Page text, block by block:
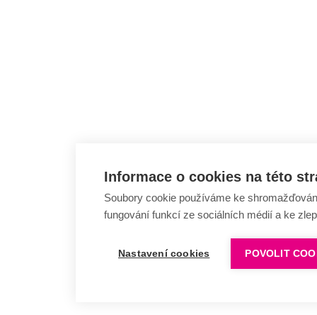
Informace o cookies na této
Soubory cookie používáme ke
fungování funkcí ze sociálních médií a ke
Nastavení cookies POVOLIT